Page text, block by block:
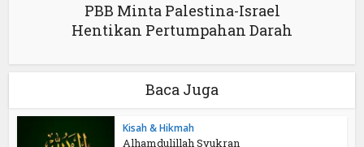
PBB Minta Palestina-Israel
Hentikan Pertumpahan Darah
Baca Juga
Kisah & Hikmah
Alhamdulillah Syukran